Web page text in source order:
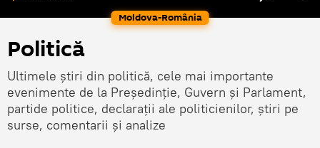
Moldova-România
Politică
Ultimele știri din politică, cele mai importante
evenimente de la Președinție, Guvern și Parlament,
partide politice, declarații ale politicienilor, știri pe
surse, comentarii și analize